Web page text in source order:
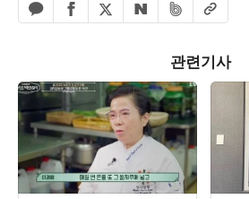
카카오톡 공유하기
페이스북 공유하기
엑스 공유하기
네이버 공유하기
밴드 공유하기
URL복사
관련기사